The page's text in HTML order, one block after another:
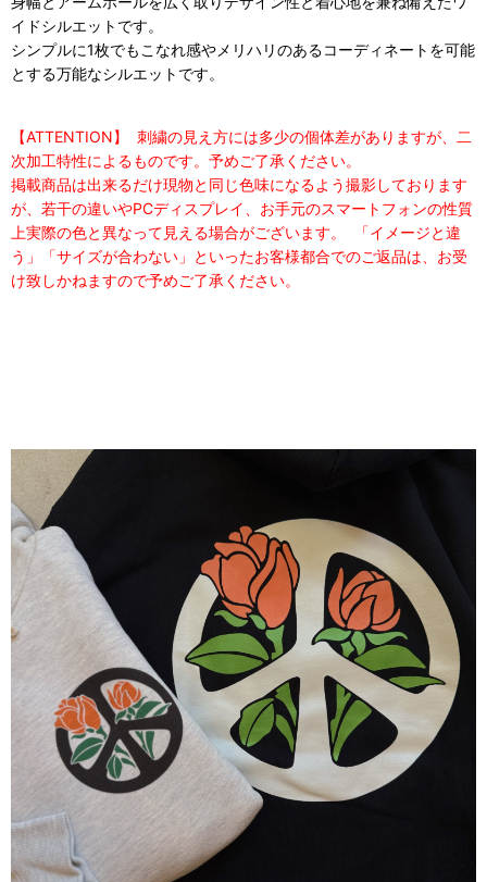
イドシルエットです。
シンプルに1枚でもこなれ感やメリハリのあるコーディネートを可能
とする万能なシルエットです。
【ATTENTION】 刺繍の見え方には多少の個体差がありますが、二
次加工特性によるものです。予めご了承ください。
掲載商品は出来るだけ現物と同じ色味になるよう撮影しております
が、若干の違いやPCディスプレイ、お手元のスマートフォンの性質
上実際の色と異なって見える場合がございます。 「イメージと違
う」「サイズが合わない」といったお客様都合でのご返品は、お受
け致しかねますので予めご了承ください。